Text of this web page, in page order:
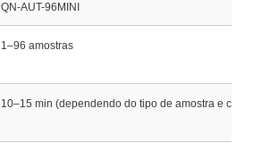
QN-AUT-96MINI
1–96 amostras
10–15 min (dependendo do tipo de amostra e